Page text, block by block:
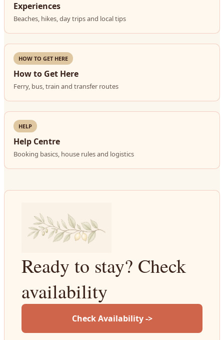
Experiences
Beaches, hikes, day trips and local tips
HOW TO GET HERE
How to Get Here
Ferry, bus, train and transfer routes
HELP
Help Centre
Booking basics, house rules and logistics
Ready to stay? Check
availability
Check Availability ->